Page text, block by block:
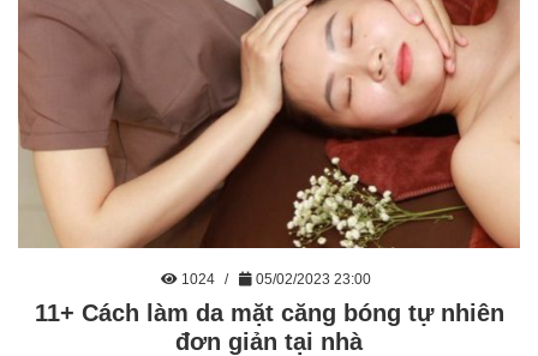
1024 05/02/2023 23:00
11+ Cách làm da mặt căng bóng tự nhiên
đơn giản tại nhà